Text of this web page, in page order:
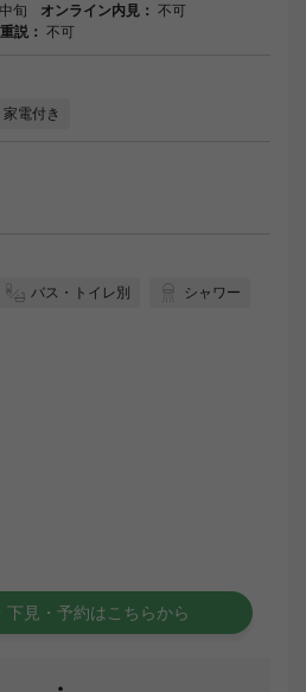
旬 オンライン内見： 不可
説： 不可
電付き
バス・トイレ別 シャワー
下見・予約はこちらから